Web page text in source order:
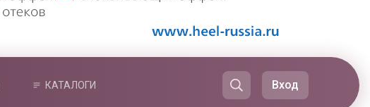
КАТАЛОГИ Вход